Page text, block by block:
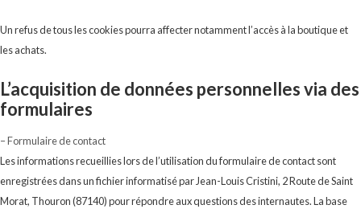
Un refus de tous les cookies pourra affecter notamment l’accès à la boutique et
les achats.
L’acquisition de données personnelles via des
formulaires
– Formulaire de contact
Les informations recueillies lors de l’utilisation du formulaire de contact sont
enregistrées dans un fichier informatisé par Jean-Louis Cristini, 2 Route de Saint
Morat, Thouron (87140) pour répondre aux questions des internautes. La base